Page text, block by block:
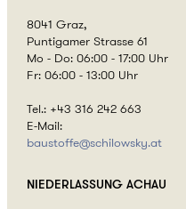
8041 Graz,
Puntigamer Strasse 61
Mo - Do: 06:00 - 17:00 Uhr
Fr: 06:00 - 13:00 Uhr
Tel.: +43 316 242 663
E-Mail:
baustoffe@schilowsky.at
NIEDERLASSUNGACHAU